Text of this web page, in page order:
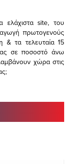
ελάχισταsite, του
πρωτογενούς
& τα τελευταία 15
σε ποσοστό άνω
χώρα στις